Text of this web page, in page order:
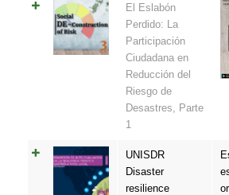
El Eslabón
Perdido: La
Participación
Ciudadana en
Reducción del
Riesgo de
Desastres, Parte
1
UNISDR
Disaster
resilience